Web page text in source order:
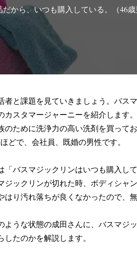
から、いつも購入している。（46
と課題を見ていきましょう。バス
カスタマージャーニーを紹介しま
のために洗浄力の高い洗剤を買って
どで、会社員、既婚の男性です。
バスマジックリンはいつも購入し
ジックリンが切れた時、ボディシャ
はり汚れ落ちが良くなかったので、
うな状態の成田さんに、バスマジ
したのかを解説します。